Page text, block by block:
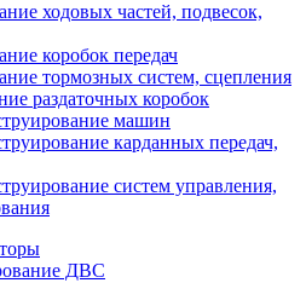
ходовых частей, подвесок,
коробок передач
тормозных систем, сцепления
раздаточных коробок
машин
карданных передач,
систем управления,
ДВС